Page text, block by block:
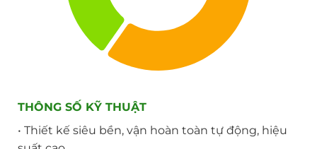
THÔNG SỐ KỸ THUẬT
• Thiết kế siêu bền, vận hoàn toàn tự động, hiệu